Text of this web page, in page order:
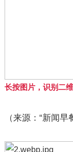
长按图片，识别二
（来源：“新闻早